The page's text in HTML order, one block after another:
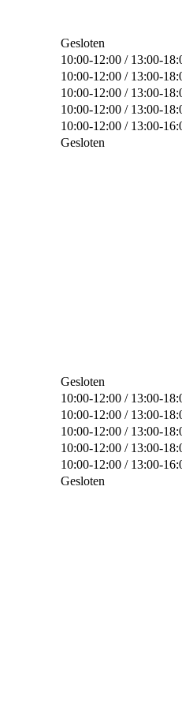
Gesloten
10:00-12:00 / 13:00-
10:00-12:00 / 13:00-
10:00-12:00 / 13:00-
10:00-12:00 / 13:00-
10:00-12:00 / 13:00-
Gesloten
Gesloten
10:00-12:00 / 13:00-
10:00-12:00 / 13:00-
10:00-12:00 / 13:00-
10:00-12:00 / 13:00-
10:00-12:00 / 13:00-
Gesloten